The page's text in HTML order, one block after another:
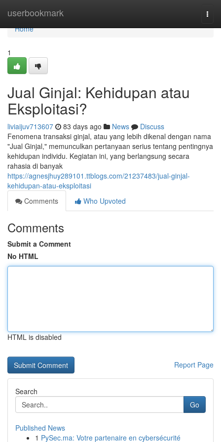
userbookmark
Home
Home
1
Jual Ginjal: Kehidupan atau
Eksploitasi?
liviaijuv713607 83 days ago News
Discuss
Fenomena transaksi ginjal, atau yang lebih dikenal dengan nama
"Jual Ginjal," memunculkan pertanyaan serius tentang pentingnya
kehidupan individu. Kegiatan ini, yang berlangsung secara
rahasia di banyak
https://agnesjhuy289101.ttblogs.com/21237483/jual-ginjal-
kehidupan-atau-eksploitasi
Comments
Who Upvoted
Comments
Submit a Comment
No HTML
HTML is disabled
Report Page
Search
Go
Published News
1 PySec.ma: Votre partenaire en cybersécurité